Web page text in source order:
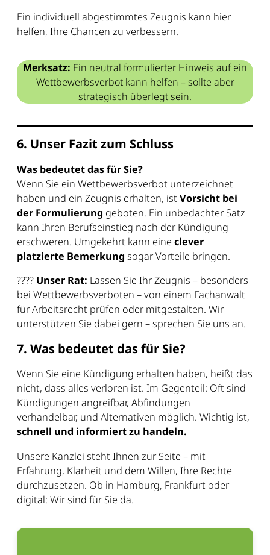
Ein individuell abgestimmtes Zeugnis kann hier
helfen, Ihre Chancen zu verbessern.
Merksatz: Ein neutral formulierter Hinweis auf ein
Wettbewerbsverbot kann helfen – sollte aber
strategisch überlegt sein.
6. Unser Fazit zum Schluss
Was bedeutet das für Sie?
Wenn Sie ein Wettbewerbsverbot unterzeichnet
haben und ein Zeugnis erhalten, istVorsicht bei
der Formulierung geboten. Ein unbedachter Satz
kann Ihren Berufseinstieg nach der Kündigung
erschweren. Umgekehrt kann eine clever
platzierte Bemerkung sogar Vorteile bringen.
???? Unser Rat: Lassen Sie Ihr Zeugnis – besonders
bei Wettbewerbsverboten – von einem Fachanwalt
für Arbeitsrecht prüfen oder mitgestalten. Wir
unterstützen Sie dabei gern – sprechen Sie uns an.
7. Was bedeutet das für Sie?
Wenn Sie eine Kündigung erhalten haben, heißt das
nicht, dass alles verloren ist. Im Gegenteil: Oft sind
Kündigungen angreifbar, Abfindungen
verhandelbar, und Alternativen möglich. Wichtig ist,
schnell und informiert zu handeln.
Unsere Kanzlei steht Ihnen zur Seite – mit
Erfahrung, Klarheit und dem Willen, Ihre Rechte
durchzusetzen. Ob in Hamburg, Frankfurt oder
digital: Wir sind für Sie da.